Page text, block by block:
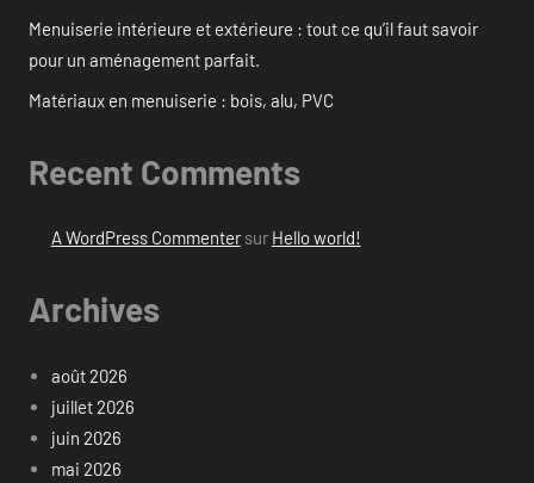
Menuiserie intérieure et extérieure : tout ce qu’il faut savoir
pour un aménagement parfait.
Matériaux en menuiserie : bois, alu, PVC
Recent Comments
A WordPress Commentersur Hello world!
Archives
août 2026
juillet 2026
juin 2026
mai 2026